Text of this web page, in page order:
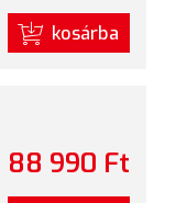
kosárba
88 990 Ft